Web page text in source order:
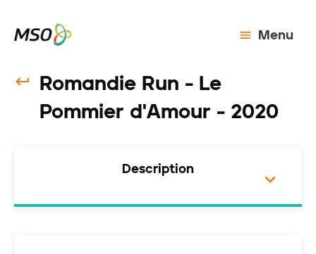
Menu
Romandie Run - Le
Pommier d'Amour - 2020
Description